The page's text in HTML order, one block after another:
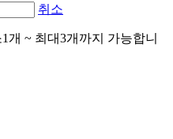
취소
개 ~ 최대3개까지 가능합니